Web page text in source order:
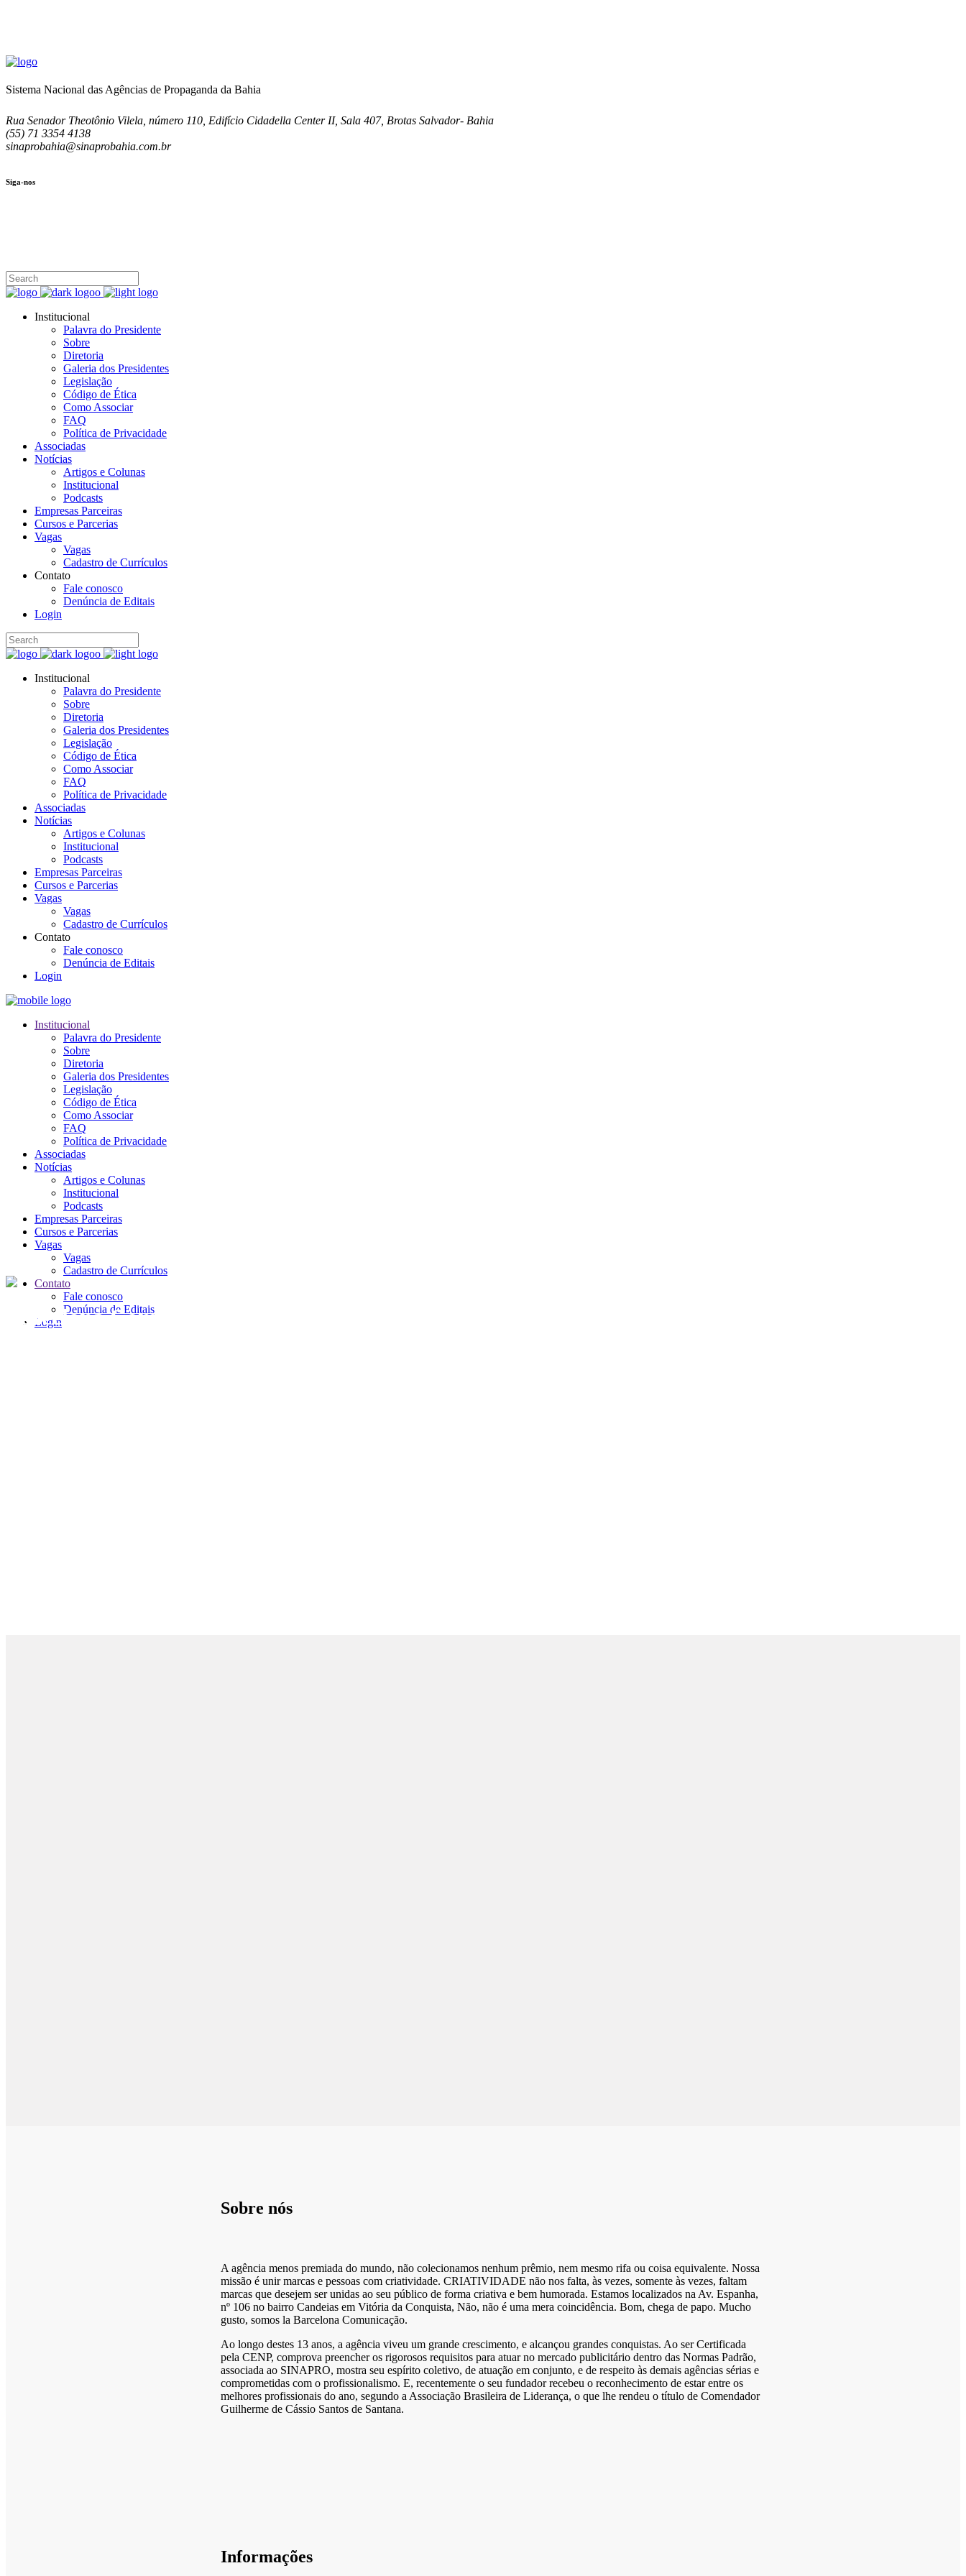
Sistema Nacional das Agências de Propaganda da Bahia
Rua Senador Theotônio Vilela, número 110, Edifício Cidadella Center II, Sala 407, Brotas Salvador- Bahia
(55) 71 3354 4138
sinaprobahia@sinaprobahia.com.br
Siga-nos
Institucional
Palavra do Presidente
Sobre
Diretoria
Galeria dos Presidentes
Legislação
Código de Ética
Como Associar
FAQ
Política de Privacidade
Associadas
Notícias
Artigos e Colunas
Institucional
Podcasts
Empresas Parceiras
Cursos e Parcerias
Vagas
Vagas
Cadastro de Currículos
Contato
Fale conosco
Denúncia de Editais
Login
Institucional
Palavra do Presidente
Sobre
Diretoria
Galeria dos Presidentes
Legislação
Código de Ética
Como Associar
FAQ
Política de Privacidade
Associadas
Notícias
Artigos e Colunas
Institucional
Podcasts
Empresas Parceiras
Cursos e Parcerias
Vagas
Vagas
Cadastro de Currículos
Contato
Fale conosco
Denúncia de Editais
Login
Institucional
Palavra do Presidente
Sobre
Diretoria
Galeria dos Presidentes
Legislação
Código de Ética
Como Associar
FAQ
Política de Privacidade
Associadas
Notícias
Artigos e Colunas
Institucional
Podcasts
Empresas Parceiras
Cursos e Parcerias
Vagas
Vagas
Cadastro de Currículos
Contato
Fale conosco
Denúncia de Editais
Login
Barcelona Comunicação
Sobre nós
A agência menos premiada do mundo, não colecionamos nenhum prêmio, nem mesmo rifa ou coisa equivalente. Nossa
missão é unir marcas e pessoas com criatividade. CRIATIVIDADE não nos falta, às vezes, somente às vezes, faltam
marcas que desejem ser unidas ao seu público de forma criativa e bem humorada. Estamos localizados na Av. Espanha,
nº 106 no bairro Candeias em Vitória da Conquista, Não, não é uma mera coincidência. Bom, chega de papo. Mucho
gusto, somos la Barcelona Comunicação.
Ao longo destes 13 anos, a agência viveu um grande crescimento, e alcançou grandes conquistas. Ao ser Certificada
pela CENP, comprova preencher os rigorosos requisitos para atuar no mercado publicitário dentro das Normas Padrão,
associada ao SINAPRO, mostra seu espírito coletivo, de atuação em conjunto, e de respeito às demais agências sérias e
comprometidas com o profissionalismo. E, recentemente o seu fundador recebeu o reconhecimento de estar entre os
melhores profissionais do ano, segundo a Associação Brasileira de Liderança, o que lhe rendeu o título de Comendador
Guilherme de Cássio Santos de Santana.
Informações